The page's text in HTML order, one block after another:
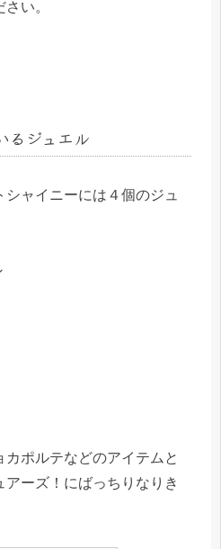
い。
るジュエル
ャイニーには４個のジュ
ポルテなどのアイテムと
ーズ！にばっちりなりき